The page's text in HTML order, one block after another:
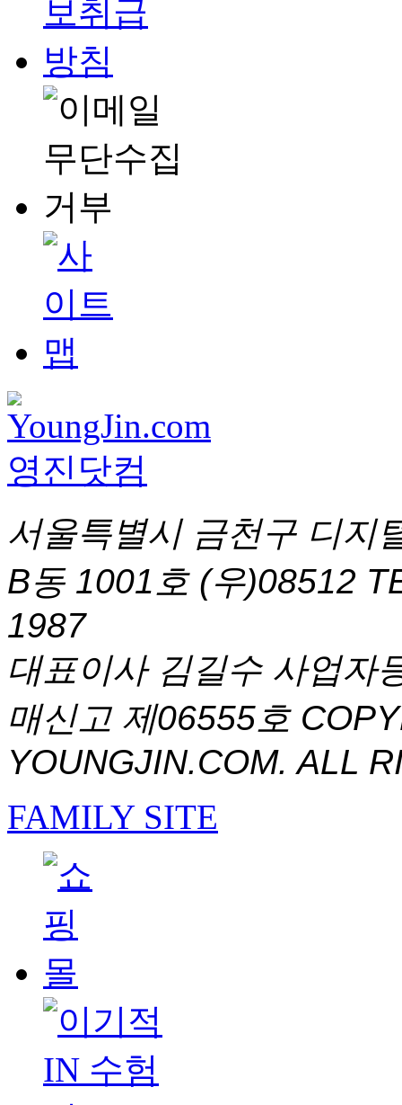
서울특별시 금천구 디지
B동 1001호 (우)08512
1987
대표이사 김길수 사업자
매신고 제06555호
YOUNGJIN.COM. ALL
FAMILY SITE